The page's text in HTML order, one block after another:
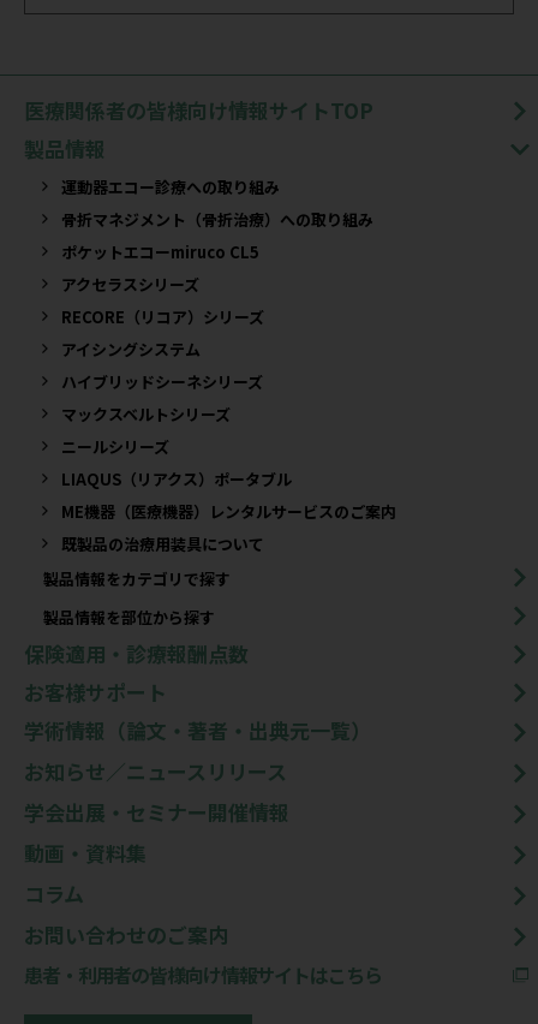
医療関係者の皆様向け情報サイトTOP
製品情報
運動器エコー診療への取り組み
骨折マネジメント（骨折治療）への取り組み
ポケットエコーmiruco CL5
アクセラスシリーズ
RECORE（リコア）シリーズ
アイシングシステム
ハイブリッドシーネシリーズ
マックスベルトシリーズ
ニールシリーズ
LIAQUS（リアクス）ポータブル
ME機器（医療機器）レンタルサービスのご案内
既製品の治療用装具について​
製品情報をカテゴリで探す
製品情報を部位から探す
保険適用・診療報酬点数
お客様サポート
学術情報（論文・著者・出典元一覧）
お知らせ／ニュースリリース
学会出展・セミナー開催情報
動画・資料集
コラム
お問い合わせのご案内
患者・利用者の皆様向け情報サイトはこちら